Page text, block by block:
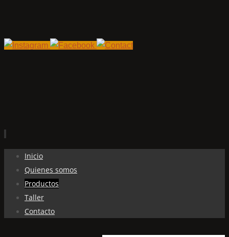
contenido
Inicio
Quienes somos
Productos
Taller
Contacto